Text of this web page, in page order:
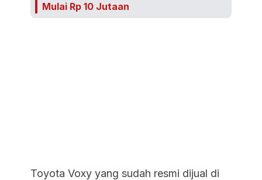
Mulai Rp 10 Jutaan
Toyota Voxy yang sudah resmi dijual di